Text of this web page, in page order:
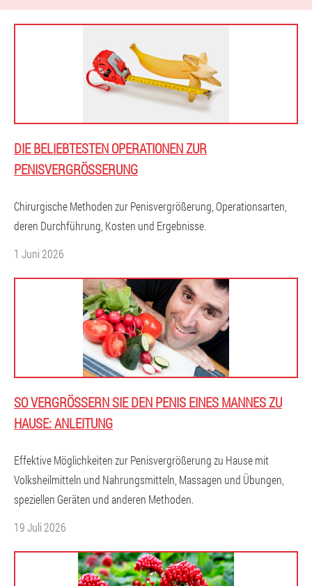
DIE BELIEBTESTEN OPERATIONEN ZUR
PENISVERGRÖSSERUNG
Chirurgische Methoden zur Penisvergrößerung, Operationsarten,
deren Durchführung, Kosten und Ergebnisse.
1 Juni 2026
SO VERGRÖSSERN SIE DEN PENIS EINES MANNES ZU H
AUSE: ANLEITUNG
Effektive Möglichkeiten zur Penisvergrößerung zu Hause mit
Volksheilmitteln und Nahrungsmitteln, Massagen und Übungen,
speziellen Geräten und anderen Methoden.
19 Juli 2026